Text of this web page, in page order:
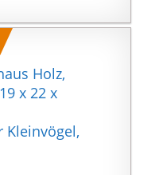
Gästen
nur
Unser
Bei
Holz,
x 22 x
Kleinvögel,